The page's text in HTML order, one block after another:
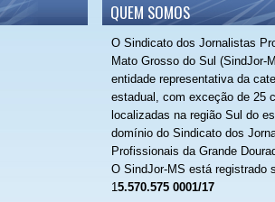
QUEM SOMOS
O Sindicato dos Jornalistas
Mato Grosso do Sul (SindJor-
entidade representativa da
estadual, com exceção de 25
localizadas na região Sul do
domínio do Sindicato dos
Profissionais da Grande
O SindJor-MS está registrado
15.570.575 0001/17